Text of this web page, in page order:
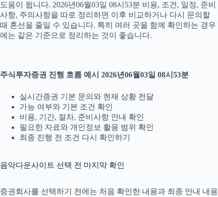
도움이 됩니다. 2026년06월03일 08시53분 비용, 조건, 일정, 준비
사항, 주의사항을 따로 정리하면 이후 비교하거나 다시 문의할
때 혼선을 줄일 수 있습니다. 특히 여러 곳을 함께 확인하는 경우
에는 같은 기준으로 정리하는 것이 좋습니다.
주식투자증권 진행 흐름 예시 2026년06월03일 08시53분
실시간증권 기본 문의와 현재 상황 전달
가능 여부와 기본 조건 확인
비용, 기간, 절차, 준비사항 안내 확인
필요한 자료와 개인정보 활용 범위 확인
최종 진행 전 조건 다시 확인하기
음악다운사이트 선택 전 마지막 확인
증권회사를 선택하기 전에는 처음 확인한 내용과 최종 안내 내용